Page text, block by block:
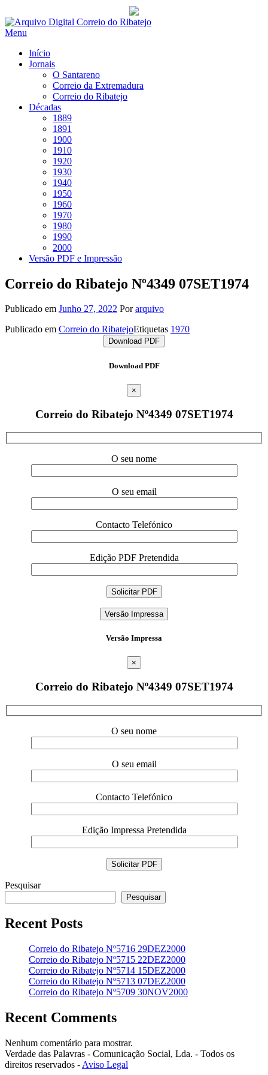
Saltar
para
Menu
Início
Jornais
O Santareno
Correio da Extremadura
Correio do Ribatejo
Décadas
1889
1891
1900
1910
1920
1930
1940
1950
1960
1970
1980
1990
2000
Versão PDF e Impressão
Correio do Ribatejo Nº4349 07SET1974
Publicado em Junho 27, 2022 Porarquivo
Publicado em Correio do RibatejoEtiquetas 1970
Download PDF
Download PDF
×
Correio do Ribatejo Nº4349 07SET1974
O seu nome
O seu email
Contacto Telefónico
Edição PDF Pretendida
Versão Impressa
Versão Impressa
×
Correio do Ribatejo Nº4349 07SET1974
O seu nome
O seu email
Contacto Telefónico
Edição Impressa Pretendida
Pesquisar
Pesquisar
Recent Posts
Correio do Ribatejo Nº5716 29DEZ2000
Correio do Ribatejo Nº5715 22DEZ2000
Correio do Ribatejo Nº5714 15DEZ2000
Correio do Ribatejo Nº5713 07DEZ2000
Correio do Ribatejo Nº5709 30NOV2000
Recent Comments
Nenhum comentário para mostrar.
Verdade das Palavras - Comunicação Social, Lda. - Todos os
direitos reservados - Aviso Legal